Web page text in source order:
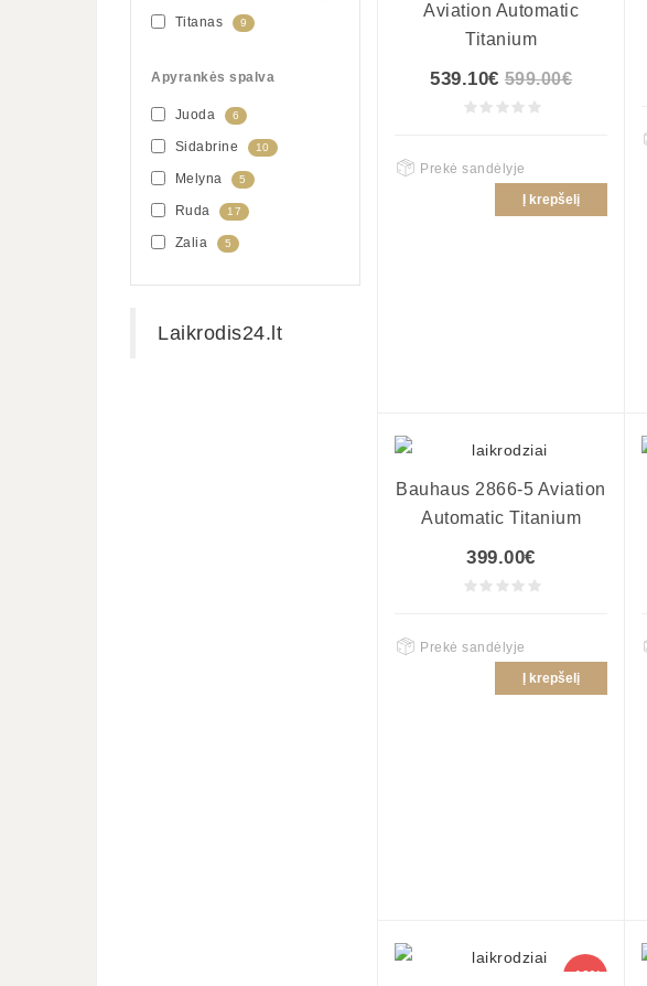
Titanas 9
Apyrankės spalva
Juoda 6
Sidabrine 10
Melyna 5
Ruda 17
Zalia 5
Laikrodis24.lt
Aviation Automatic
Titanium
539.10€ 599.00€
Prekė sandėlyje
Į krepšelį
Bauhaus 2866-5 Aviation
Automatic Titanium
399.00€
Prekė sandėlyje
Į krepšelį
-10%